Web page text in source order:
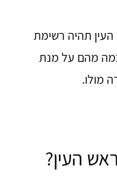
תהיה רשימת
מהם על מנת
מולו.
העין?